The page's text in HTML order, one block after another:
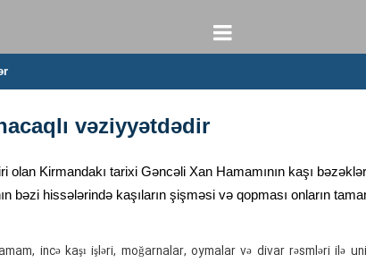
vəziyyətdədir
olan Kirmandakı tarixi Gəncəli Xan Hamamının kaşı
bəzi hissələrində kaşıların şişməsi və qopması onların
incə kaşı işləri, moğarnalar, oymalar və divar rəsmləri ilə